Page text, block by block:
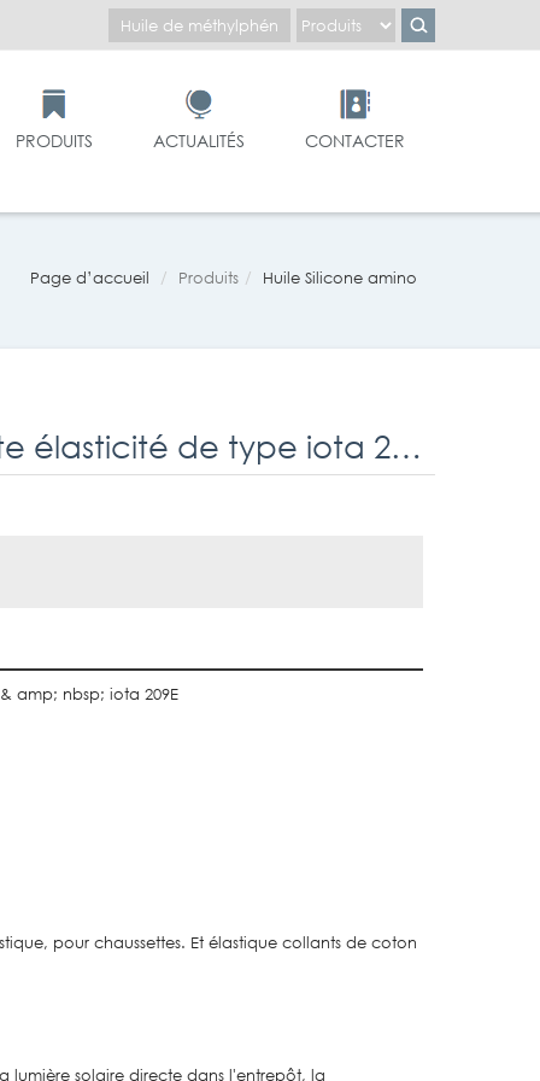
PRODUITS ACTUALITÉS CONTACTER
Page d’accueil Produits Huile Silicone amino
L'huile de silicone Amino - modifié à haute élasticité de type iota 209E
amp; nbsp; iota 209E
pour chaussettes. Et élastique collants de coton
lumière solaire directe dans l'entrepôt, la